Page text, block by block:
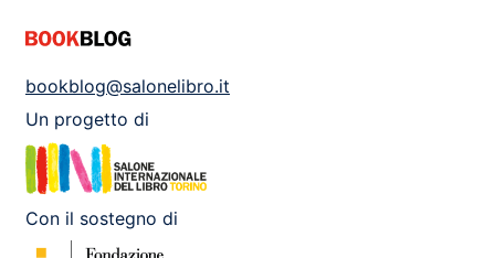
bookblog@salonelibro.it
Un progetto di
Con il sostegno di